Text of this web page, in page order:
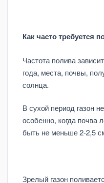
Как часто требуется
Частота полива
года, места, почвы,
солнца.
В сухой период газон
особенно, когда почва
быть не меньше 2-2,5
Зрелый газон